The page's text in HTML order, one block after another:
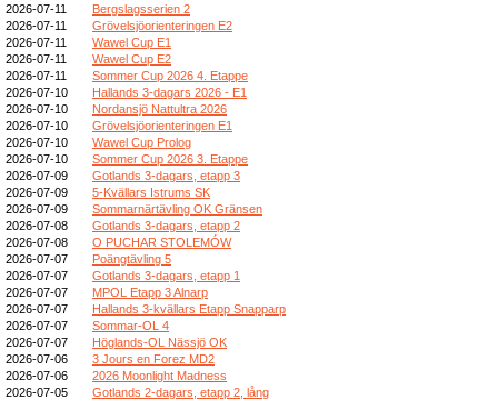
2026-07-11
Bergslagsserien 2
2026-07-11
Grövelsjöorienteringen E2
2026-07-11
Wawel Cup E1
2026-07-11
Wawel Cup E2
2026-07-11
Sommer Cup 2026 4. Etappe
2026-07-10
Hallands 3-dagars 2026 - E1
2026-07-10
Nordansjö Nattultra 2026
2026-07-10
Grövelsjöorienteringen E1
2026-07-10
Wawel Cup Prolog
2026-07-10
Sommer Cup 2026 3. Etappe
2026-07-09
Gotlands 3-dagars, etapp 3
2026-07-09
5-Kvällars Istrums SK
2026-07-09
Sommarnärtävling OK Gränsen
2026-07-08
Gotlands 3-dagars, etapp 2
2026-07-08
O PUCHAR STOLEMÓW
2026-07-07
Poängtävling 5
2026-07-07
Gotlands 3-dagars, etapp 1
2026-07-07
MPOL Etapp 3 Alnarp
2026-07-07
Hallands 3-kvällars Etapp Snapparp
2026-07-07
Sommar-OL 4
2026-07-07
Höglands-OL Nässjö OK
2026-07-06
3 Jours en Forez MD2
2026-07-06
2026 Moonlight Madness
2026-07-05
Gotlands 2-dagars, etapp 2, lång